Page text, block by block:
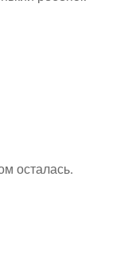
осталась.